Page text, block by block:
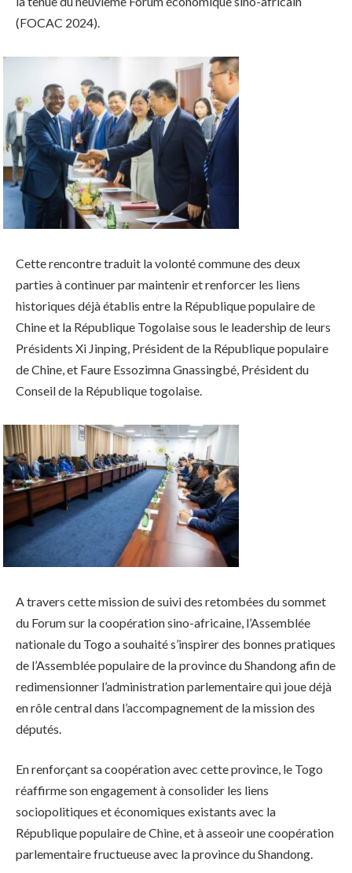
(FOCAC 2024).
Cette rencontre traduit la volonté commune des deux
parties à continuer par maintenir et renforcer les liens
historiques déjà établis entre la République populaire de
Chine et la République Togolaise sous le leadership de leurs
Présidents Xi Jinping, Président de la République populaire
de Chine, et Faure Essozimna Gnassingbé, Président du
Conseil de la République togolaise.
A travers cette mission de suivi des retombées du sommet
du Forum sur la coopération sino-africaine, l’Assemblée
nationale du Togo a souhaité s’inspirer des bonnes pratiques
de l’Assemblée populaire de la province du Shandong afin de
redimensionner l’administration parlementaire qui joue déjà
en rôle central dans l’accompagnement de la mission des
députés.
En renforçant sa coopération avec cette province, le Togo
réaffirme son engagement à consolider les liens
sociopolitiques et économiques existants avec la
République populaire de Chine, et à asseoir une coopération
parlementaire fructueuse avec la province du Shandong.